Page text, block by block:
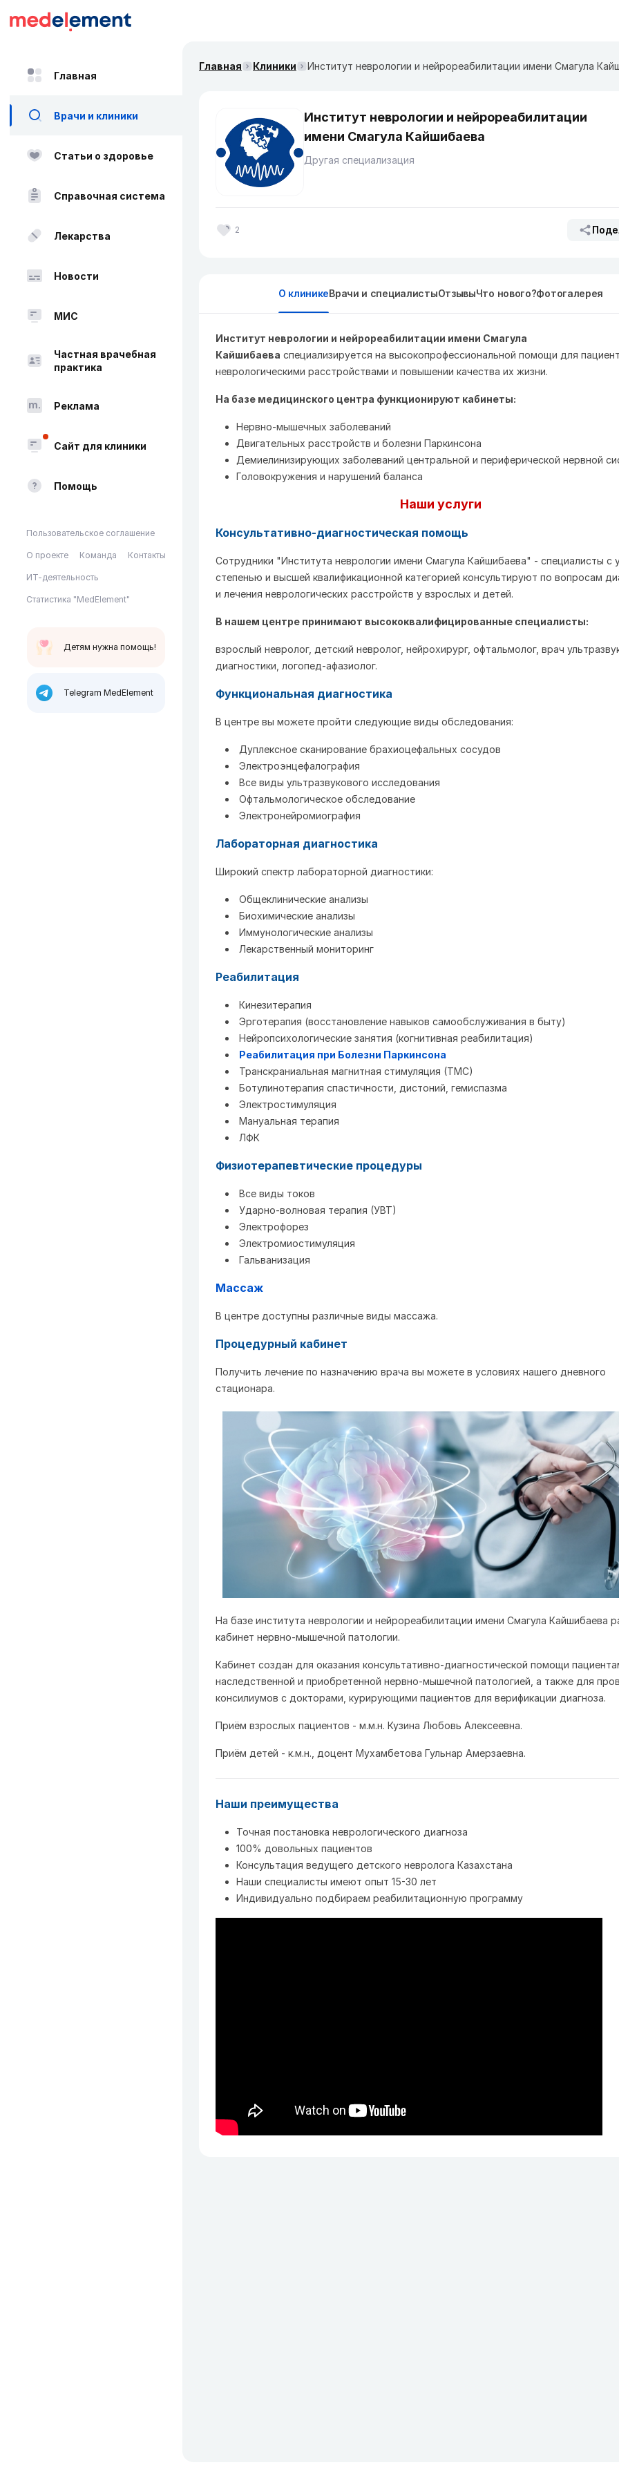
Главная
Врачи и клиники
Статьи о здоровье
Справочная система
Лекарства
Новости
МИС
Частная врачебная
практика
Реклама
Сайт для клиники
Помощь
Пользовательское соглашение
О проекте Команда Контакты
ИТ-деятельность
Статистика "MedElement"
Детям нужна помощь!
Telegram MedElement
Главная Клиники Институт неврологии и нейрореабилитации имени Смагула
Институт неврологии и нейрореабилитации
имени Смагула Кайшибаева
Другая специализация
2
О клиникеВрачи и специалистыОтзывыЧто нового?Фотогалерея
Институт неврологии и нейрореабилитации имени Смагула
Кайшибаева специализируется на высокопрофессиональной помощи для
неврологическими расстройствами и повышении качества их жизни.
На базе медицинского центра функционируют кабинеты:
Нервно-мышечных заболеваний
Двигательных расстройств и болезни Паркинсона
Демиелинизирующих заболеваний центральной и периферической нервной
Головокружения и нарушений баланса
Наши услуги
Консультативно-диагностическая помощь
Сотрудники "Института неврологии имени Смагула Кайшибаева" - специалисты с
степенью и высшей квалификационной категорией консультируют по вопросам
и лечения неврологических расстройств у взрослых и детей.
В нашем центре принимают высококвалифицированные специалисты:
взрослый невролог, детский невролог, нейрохирург, офтальмолог, врач
диагностики, логопед-афазиолог.
Функциональная диагностика
В центре вы можете пройти следующие виды обследования:
Дуплексное сканирование брахиоцефальных сосудов
Электроэнцефалография
Все виды ультразвукового исследования
Офтальмологическое обследование
Электронейромиография
Лабораторная диагностика
Широкий спектр лабораторной диагностики:
Общеклинические анализы
Биохимические анализы
Иммунологические анализы
Лекарственный мониторинг
Реабилитация
Кинезитерапия
Эрготерапия (восстановление навыков самообслуживания в быту)
Нейропсихологические занятия (когнитивная реабилитация)
Реабилитация при Болезни Паркинсона
Транскраниальная магнитная стимуляция (ТМС)
Ботулинотерапия спастичности, дистоний, гемиспазма
Электростимуляция
Мануальная терапия
ЛФК
Физиотерапевтические процедуры
Все виды токов
Ударно-волновая терапия (УВТ)
Электрофорез
Электромиостимуляция
Гальванизация
Массаж
В центре доступны различные виды массажа.
Процедурный кабинет
Получить лечение по назначению врача вы можете в условиях нашего дневного
стационара.
На базе института неврологии и нейрореабилитации имени Смагула Кайшибаева
кабинет нервно-мышечной патологии.
Кабинет создан для оказания консультативно-диагностической помощи
наследственной и приобретенной нервно-мышечной патологией, а также для
консилиумов с докторами, курирующими пациентов для верификации диагноза.
Приём взрослых пациентов - м.м.н. Кузина Любовь Алексеевна.
Приём детей - к.м.н., доцент Мухамбетова Гульнар Амерзаевна.
Наши преимущества
Точная постановка неврологического диагноза
100% довольных пациентов
Консультация ведущего детского невролога Казахстана
Наши специалисты имеют опыт 15-30 лет
Индивидуально подбираем реабилитационную программу